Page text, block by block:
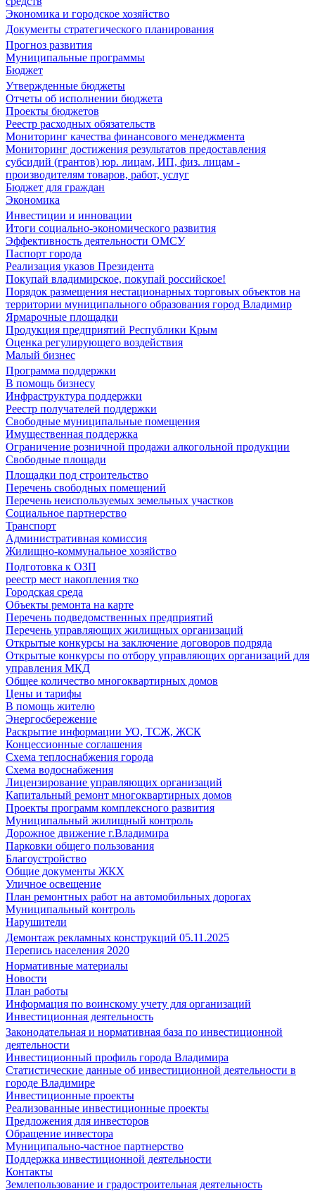
Экономика и городское хозяйство
Документы стратегического планирования
Прогноз развития
Муниципальные программы
Бюджет
Утвержденные бюджеты
Отчеты об исполнении бюджета
Проекты бюджетов
Реестр расходных обязательств
Мониторинг качества финансового менеджмента
Мониторинг достижения результатов предоставления
субсидий (грантов) юр. лицам, ИП, физ. лицам -
производителям товаров, работ, услуг
Бюджет для граждан
Экономика
Инвестиции и инновации
Итоги социально-экономического развития
Эффективность деятельности ОМСУ
Паспорт города
Реализация указов Президента
Покупай владимирское, покупай российское!
Порядок размещения нестационарных торговых объектов на
территории муниципального образования город Владимир
Ярмарочные площадки
Продукция предприятий Республики Крым
Оценка регулирующего воздействия
Малый бизнес
Программа поддержки
В помощь бизнесу
Инфраструктура поддержки
Реестр получателей поддержки
Свободные муниципальные помещения
Имущественная поддержка
Ограничение розничной продажи алкогольной продукции
Свободные площади
Площадки под строительство
Перечень свободных помещений
Перечень неиспользуемых земельных участков
Социальное партнерство
Транспорт
Административная комиссия
Жилищно-коммунальное хозяйство
Подготовка к ОЗП
реестр мест накопления тко
Городская среда
Объекты ремонта на карте
Перечень подведомственных предприятий
Перечень управляющих жилищных организаций
Открытые конкурсы на заключение договоров подряда
Открытые конкурсы по отбору управляющих организаций для
управления МКД
Общее количество многоквартирных домов
Цены и тарифы
В помощь жителю
Энергосбережение
Раскрытие информации УО, ТСЖ, ЖСК
Концессионные соглашения
Схема теплоснабжения города
Схема водоснабжения
Лицензирование управляющих организаций
Капитальный ремонт многоквартирных домов
Проекты программ комплексного развития
Муниципальный жилищный контроль
Дорожное движение г.Владимира
Парковки общего пользования
Благоустройство
Общие документы ЖКХ
Уличное освещение
План ремонтных работ на автомобильных дорогах
Муниципальный контроль
Нарушители
Демонтаж рекламных конструкций 05.11.2025
Перепись населения 2020
Нормативные материалы
Новости
План работы
Информация по воинскому учету для организаций
Инвестиционная деятельность
Законодательная и нормативная база по инвестиционной
деятельности
Инвестиционный профиль города Владимира
Статистические данные об инвестиционной деятельности в
городе Владимире
Инвестиционные проекты
Реализованные инвестиционные проекты
Предложения для инвесторов
Обращение инвестора
Муниципально-частное партнерство
Поддержка инвестиционной деятельности
Контакты
Землепользование и градостроительная деятельность